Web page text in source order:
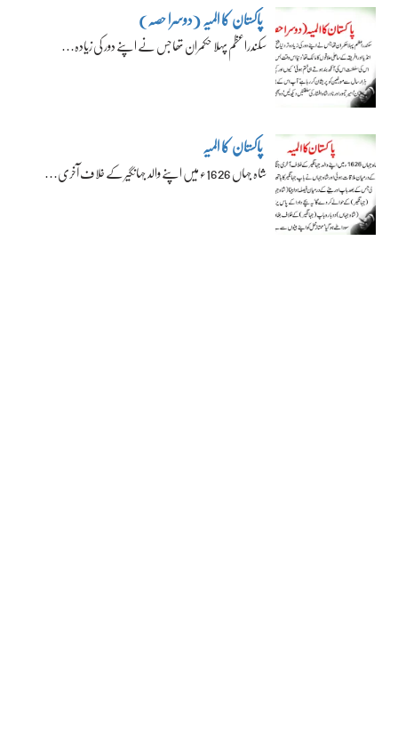
پاکستان کا المیہ (دوسرا حصہ)
سکندراعظم پہلا حکمران تھا جس نے اپنے دور کی زیادہ…
پاکستان کا المیہ
شاہ جہاں 1626ء میں اپنے والد جہانگیر کے خلاف آخری…